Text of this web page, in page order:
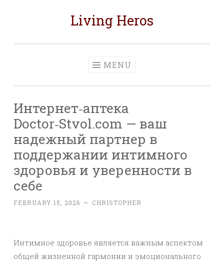
Living Heros
MENU
Интернет‑аптека
Doctor‑Stvol.com — ваш
надежный партнер в
поддержании интимного
здоровья и уверенности в
себе
FEBRUARY 15, 2026 ~ CHRISTOPHER
Интимное здоровье является важным аспектом
общей жизненной гармонии и эмоционального